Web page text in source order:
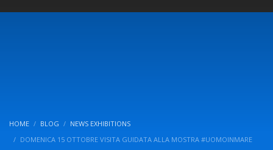
HOME BLOG
NEWS EXHIBITIONS
DOMENICA 15 OTTOBRE VISITA GUIDATA ALLA MOSTRA #UOMOINMARE